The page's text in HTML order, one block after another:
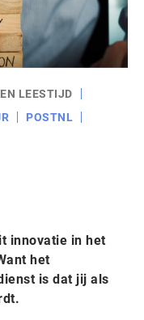
LEESTIJD
POSTNL
innovatie in het
het
is dat jij als